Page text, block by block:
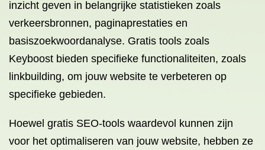
inzicht geven in belangrijke statistieken zoals
verkeersbronnen, paginaprestaties en
basiszoekwoordanalyse. Gratis tools zoals
Keyboost bieden specifieke functionaliteiten, zoals
linkbuilding, om jouw website te verbeteren op
specifieke gebieden.
Hoewel gratis SEO-tools waardevol kunnen zijn
voor het optimaliseren van jouw website, hebben ze